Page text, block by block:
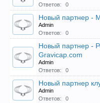
Ответов:
0
Новый партнер -
Admin
Ответов:
0
Новый партнер -
Gravicap.com
Admin
Ответов:
0
Новый партнер
Admin
Ответов:
0